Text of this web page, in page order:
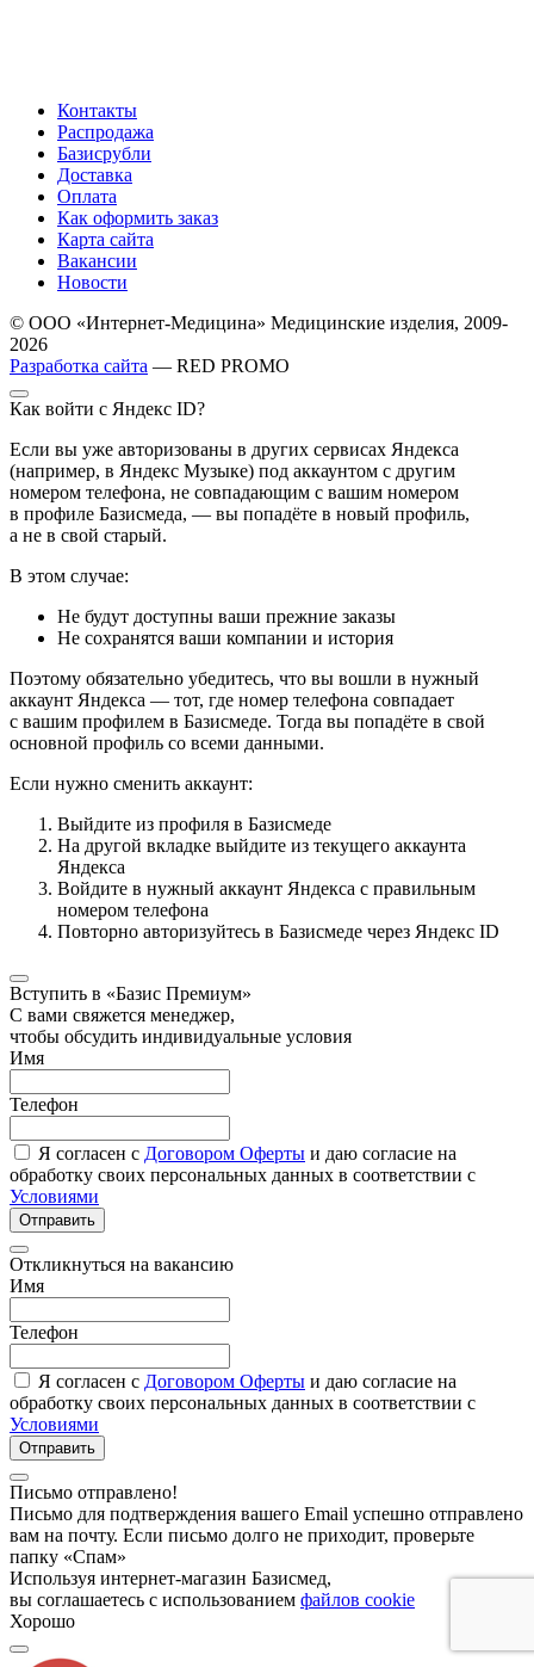
Контакты
Распродажа
Базисрубли
Доставка
Оплата
Как оформить заказ
Карта сайта
Вакансии
Новости
© ООО «Интернет-Медицина» Медицинские изделия, 2009-
2026
Разработка сайта — RED PROMO
Как войти с Яндекс ID?
Если вы уже авторизованы в других сервисах Яндекса
(например, в Яндекс Музыке) под аккаунтом с другим
номером телефона, не совпадающим с вашим номером
в профиле Базисмеда, — вы попадёте в новый профиль,
а не в свой старый.
В этом случае:
Не будут доступны ваши прежние заказы
Не сохранятся ваши компании и история
Поэтому обязательно убедитесь, что вы вошли в нужный
аккаунт Яндекса — тот, где номер телефона совпадает
с вашим профилем в Базисмеде. Тогда вы попадёте в свой
основной профиль со всеми данными.
Если нужно сменить аккаунт:
Выйдите из профиля в Базисмеде
На другой вкладке выйдите из текущего аккаунта
Яндекса
Войдите в нужный аккаунт Яндекса с правильным
номером телефона
Повторно авторизуйтесь в Базисмеде через Яндекс ID
Вступить в «Базис Премиум»
С вами свяжется менеджер,
чтобы обсудить индивидуальные условия
Имя
Телефон
Я согласен с Договором Оферты и даю согласие на
обработку своих персональных данных в соответствии с
Условиями
Отправить
Откликнуться на вакансию
Имя
Телефон
Я согласен с Договором Оферты и даю согласие на
обработку своих персональных данных в соответствии с
Условиями
Отправить
Письмо отправлено!
Письмо для подтверждения вашего Email успешно отправлено
вам на почту. Если письмо долго не приходит, проверьте
папку «Спам»
Используя интернет-магазин Базисмед,
вы соглашаетесь с использованием файлов cookie
Хорошо